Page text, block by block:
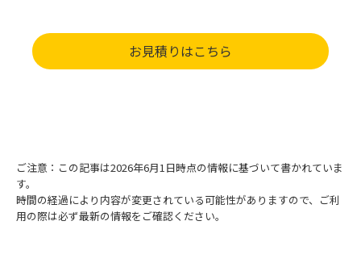
お見積りはこちら
ご注意：この記事は2026年6月1日時点の情報に基づいて書かれていま
す。
時間の経過により内容が変更されている可能性がありますので、ご利
用の際は必ず最新の情報をご確認ください。